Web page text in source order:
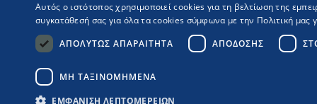
Copyrights Navigator © ΜΗ.Τ.Ε 0206Ε60000476600
Πολιτική Απορρήτου
Αυτός ο ιστότοπος χρησιμοποιεί cookies για τη βελτίωση της
συγκατάθεσή σας για όλα τα cookies σύμφωνα με την Πολιτική μας
ΑΠΟΛΎΤΩΣ ΑΠΑΡΑΊΤΗΤΑ
ΑΠΌΔΟΣΗΣ
ΜΗ ΤΑΞΙΝΟΜΗΜΈΝΑ
ΕΜΦΆΝΙΣΗ ΛΕΠΤΟΜΕΡΕΙΏΝ